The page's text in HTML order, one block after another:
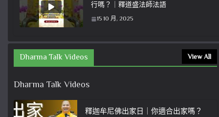
行嗎？｜釋道盛法師法語
15 10 月, 2025
Dharma Talk Videos View All
Dharma Talk Videos
釋迦牟尼佛出家日｜你適合出家嗎？